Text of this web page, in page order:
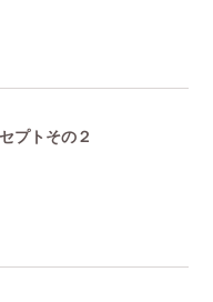
プトその２